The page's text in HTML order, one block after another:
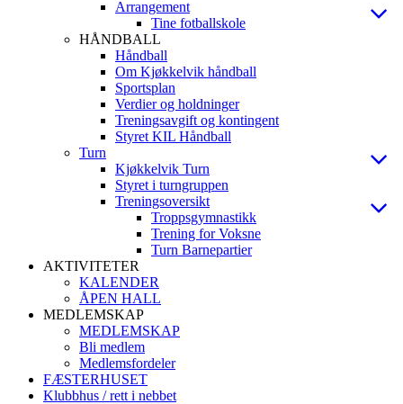
Arrangement
Tine fotballskole
HÅNDBALL
Håndball
Om Kjøkkelvik håndball
Sportsplan
Verdier og holdninger
Treningsavgift og kontingent
Styret KIL Håndball
Turn
Kjøkkelvik Turn
Styret i turngruppen
Treningsoversikt
Troppsgymnastikk
Trening for Voksne
Turn Barnepartier
AKTIVITETER
KALENDER
ÅPEN HALL
MEDLEMSKAP
MEDLEMSKAP
Bli medlem
Medlemsfordeler
FÆSTERHUSET
Klubbhus / rett i nebbet